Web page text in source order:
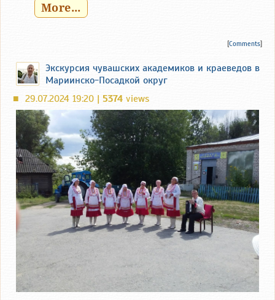
More...
[Comments]
Экскурсия чувашских академиков и краеведов в
Мариинско-Посадкой округ
■ 29.07.2024 19:20 | 5374 views